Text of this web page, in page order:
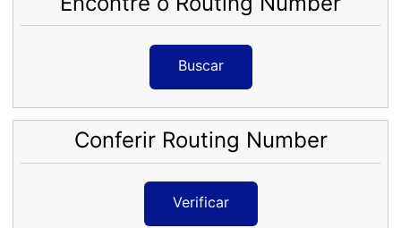
Buscar
Conferir Routing Number
Verificar